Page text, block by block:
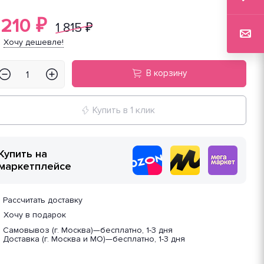
₽ 1 815₽
Хочу дешевле!
В корзину
Купить в 1 клик
на
Рассчитать доставку
Хочу в подарок
Самовывоз (г. Москва)—бесплатно, 1-3 дня
Доставка (г. Москва и МО)—бесплатно, 1-3 дня